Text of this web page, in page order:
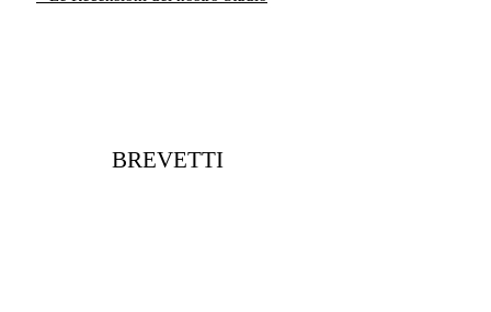
BREVETTI